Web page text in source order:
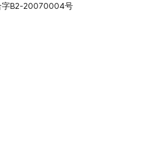
字B2-20070004号